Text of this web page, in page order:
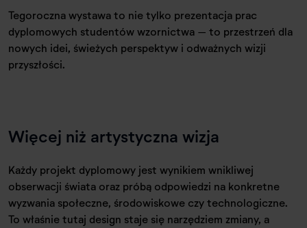
Tegoroczna wystawa to nie tylko prezentacja prac
dyplomowych studentów wzornictwa – to przestrzeń dla
nowych idei, świeżych perspektyw i odważnych wizji
przyszłości.
Więcej niż artystyczna wizja
Każdy projekt dyplomowy jest wynikiem wnikliwej
obserwacji świata oraz próbą odpowiedzi na konkretne
wyzwania społeczne, środowiskowe czy technologiczne.
To właśnie tutaj design staje się narzędziem zmiany, a